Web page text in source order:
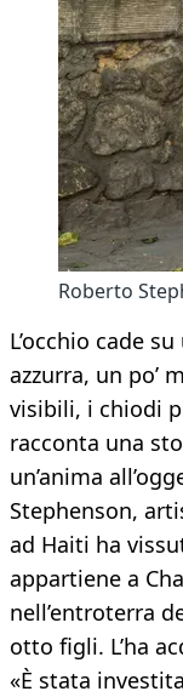
Roberto
L’occhio cade
azzurra, un po’
visibili, i chiodi
racconta una
un’anima
Stephenson,
ad Haiti ha
appartiene a
nell’entroterra
otto figli. L’ha
«È stata